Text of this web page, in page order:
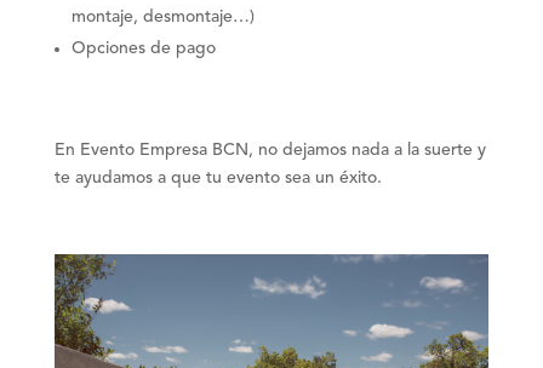
montaje, desmontaje…)
Opciones de pago
En Evento Empresa BCN, no dejamos nada a la suerte y
te ayudamos a que tu evento sea un éxito.